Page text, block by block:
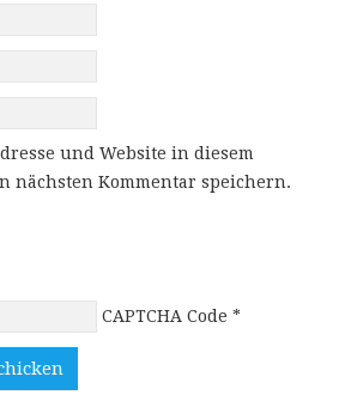
und Website in diesem
nächsten Kommentar speichern.
CAPTCHA Code *